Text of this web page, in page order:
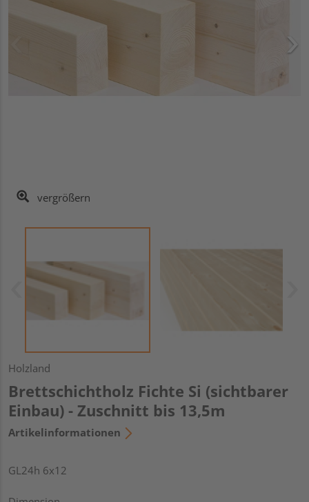
vergrößern
Holzland
Brettschichtholz Fichte Si (sichtbarer
Einbau) - Zuschnitt bis 13,5m
Artikelinformationen
GL24h 6x12